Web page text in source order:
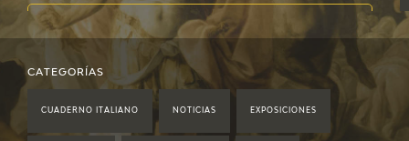
2022
2021
CATEGORÍAS
CUADERNO ITALIANO NOTICIAS EXPOSICIONES